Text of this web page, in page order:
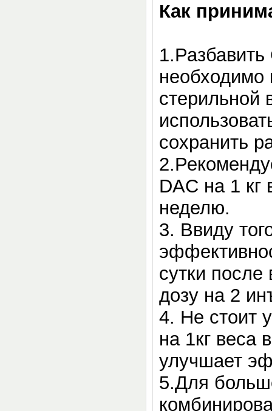
Как
необходимо
стерильной
сохранить
DAC на 1 кг
неделю.
3. Ввиду
сутки
дозу на 2
4. Не стоит
на 1кг веса
улучшает
5.Для